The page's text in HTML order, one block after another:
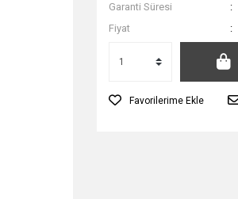
Garanti Süresi
Fiyat